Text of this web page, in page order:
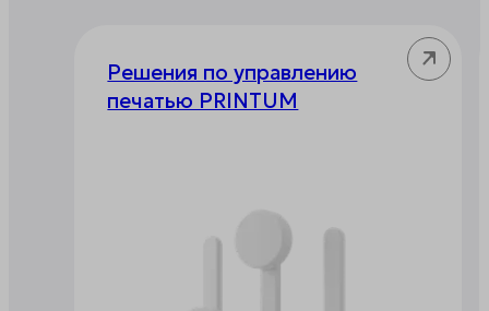
Решения по управлению
печатью PRINTUM